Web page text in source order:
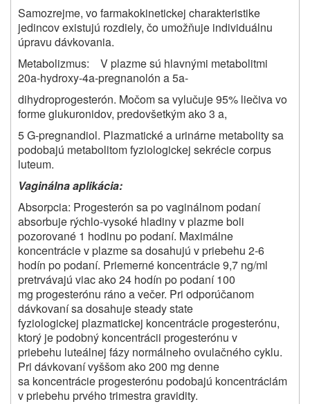
Samozrejme, vo farmakokinetickej charakteristike
jedincov existujú rozdiely, čo umožňuje individuálnu
úpravu dávkovania.
Metabolizmus: V plazme sú hlavnými metabolitmi
20a-hydroxy-4a-pregnanolón a 5a-
dihydroprogesterón. Močom sa vylučuje 95% liečiva vo
forme glukuronidov, predovšetkým ako 3 a,
5 G-pregnandiol. Plazmatické a urinárne metabolity sa
podobajú metabolitom fyziologickej sekrécie corpus
luteum.
Vaginálna aplikácia:
Absorpcia: Progesterón sa po vaginálnom podaní
absorbuje rýchlo-vysoké hladiny v plazme boli
pozorované 1 hodinu po podaní. Maximálne
koncentrácie v plazme sa dosahujú v priebehu 2-6
hodín po podaní. Priemerné koncentrácie 9,7 ng/ml
pretrvávajú viac ako 24 hodín po podaní 100
mg progesterónu ráno a večer. Pri odporúčanom
dávkovaní sa dosahuje steady state
fyziologickej plazmatickej koncentrácie progesterónu,
ktorý je podobný koncentrácii progesterónu v
priebehu luteálnej fázy normálneho ovulačného cyklu.
Pri dávkovaní vyššom ako 200 mg denne
sa koncentrácie progesterónu podobajú koncentráciám
v priebehu prvého trimestra gravidity.